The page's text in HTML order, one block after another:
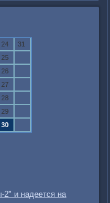
24
31
25
26
27
28
29
30
и надеется на